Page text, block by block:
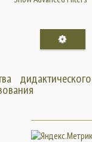
дидактического